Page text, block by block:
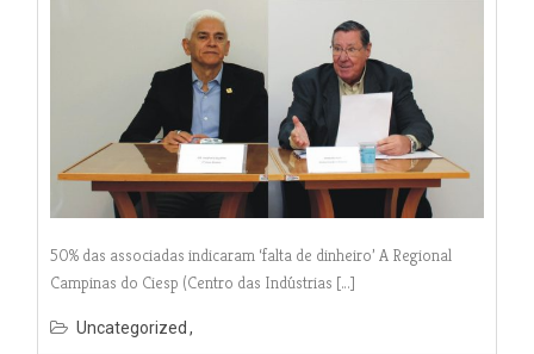
50% das associadas indicaram ‘falta de dinheiro’ A Regional
Campinas do Ciesp (Centro das Indústrias […]
Uncategorized